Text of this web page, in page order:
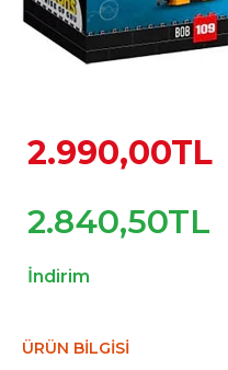
2.990,00TL
2.840,50TL
İndirim
ÜRÜN BILGISI